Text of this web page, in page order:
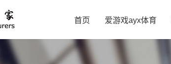
首页 爱游戏ayx体育